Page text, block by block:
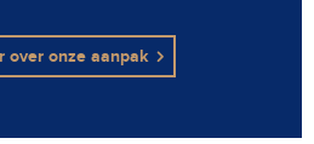
over onze aanpak